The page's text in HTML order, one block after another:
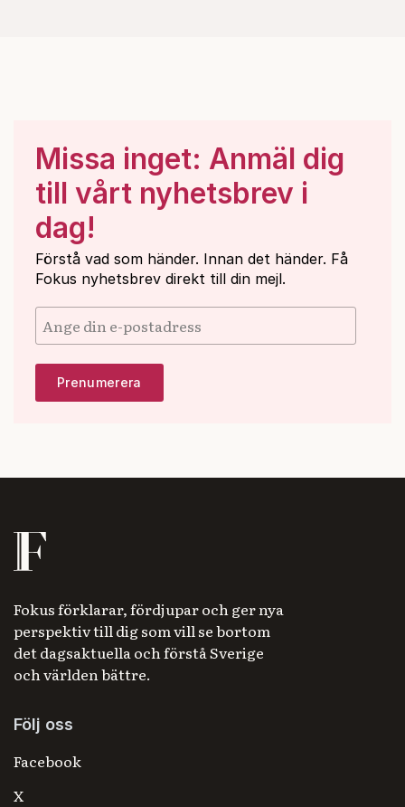
Missa inget: Anmäl dig
till vårt nyhetsbrev i
dag!
Förstå vad som händer. Innan det händer. Få
Fokus nyhetsbrev direkt till din mejl.
Fokus förklarar, fördjupar och ger nya
perspektiv till dig som vill se bortom
det dagsaktuella och förstå Sverige
och världen bättre.
Följ oss
Facebook
X